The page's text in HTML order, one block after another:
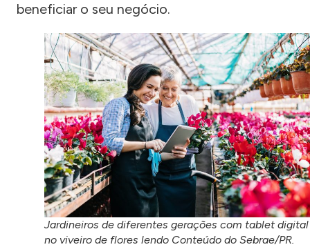
beneficiar o seu negócio.
Jardineiros de diferentes gerações com tablet digital
no viveiro de flores lendo Conteúdo do Sebrae/PR.